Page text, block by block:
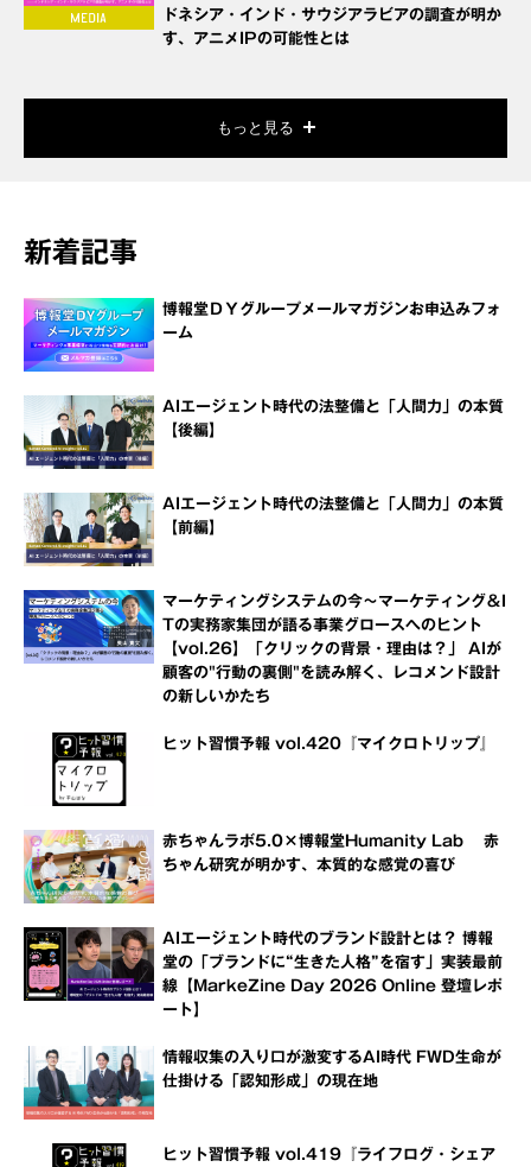
ドネシア・インド・サウジアラビアの調査が明か
す、アニメIPの可能性とは
もっと見る
新着記事
博報堂ＤＹグループメールマガジンお申込みフォ
ーム
AIエージェント時代の法整備と「人間力」の本質
【後編】
AIエージェント時代の法整備と「人間力」の本質
【前編】
マーケティングシステムの今～マーケティング＆I
Tの実務家集団が語る事業グロースへのヒント
【vol.26】「クリックの背景・理由は？」 AIが
顧客の"行動の裏側"を読み解く、レコメンド設計
の新しいかたち
ヒット習慣予報 vol.420『マイクロトリップ』
赤ちゃんラボ5.0×博報堂Humanity Lab 赤
ちゃん研究が明かす、本質的な感覚の喜び
AIエージェント時代のブランド設計とは？ 博報
堂の「ブランドに“生きた人格”を宿す」実装最前
線【MarkeZine Day 2026 Online 登壇レポ
ート】
情報収集の入り口が激変するAI時代 FWD生命が
仕掛ける「認知形成」の現在地
ヒット習慣予報 vol.419『ライフログ・シェア